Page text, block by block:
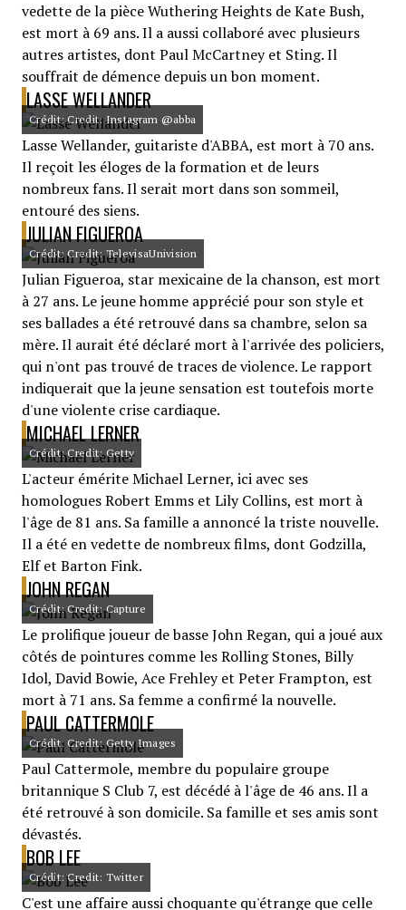
vedette de la pièce Wuthering Heights de Kate Bush,
est mort à 69 ans. Il a aussi collaboré avec plusieurs
autres artistes, dont Paul McCartney et Sting. Il
souffrait de démence depuis un bon moment.
LASSE WELLANDER
Crédit: Credit: Instagram @abba
Lasse Wellander, guitariste d'ABBA, est mort à 70 ans.
Il reçoit les éloges de la formation et de leurs
nombreux fans. Il serait mort dans son sommeil,
entouré des siens.
JULIAN FIGUEROA
Crédit: Credit: TelevisaUnivision
Julian Figueroa, star mexicaine de la chanson, est mort
à 27 ans. Le jeune homme apprécié pour son style et
ses ballades a été retrouvé dans sa chambre, selon sa
mère. Il aurait été déclaré mort à l'arrivée des policiers,
qui n'ont pas trouvé de traces de violence. Le rapport
indiquerait que la jeune sensation est toutefois morte
d'une violente crise cardiaque.
MICHAEL LERNER
Crédit: Credit: Getty
L'acteur émérite Michael Lerner, ici avec ses
homologues Robert Emms et Lily Collins, est mort à
l'âge de 81 ans. Sa famille a annoncé la triste nouvelle.
Il a été en vedette de nombreux films, dont Godzilla,
Elf et Barton Fink.
JOHN REGAN
Crédit: Credit: Capture
Le prolifique joueur de basse John Regan, qui a joué aux
côtés de pointures comme les Rolling Stones, Billy
Idol, David Bowie, Ace Frehley et Peter Frampton, est
mort à 71 ans. Sa femme a confirmé la nouvelle.
PAUL CATTERMOLE
Crédit: Credit: Getty Images
Paul Cattermole, membre du populaire groupe
britannique S Club 7, est décédé à l'âge de 46 ans. Il a
été retrouvé à son domicile. Sa famille et ses amis sont
dévastés.
BOB LEE
Crédit: Credit: Twitter
C'est une affaire aussi choquante qu'étrange que celle